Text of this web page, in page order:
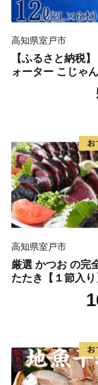
高知県室戸市
【ふるさと納税
ォーター こじゃ
みんかよセット
15 水 ペットボト
料
高知県室戸市
厳選 かつお の完
たたき【１節入
カツオ 鰹 高知 か
き 正規品（ not